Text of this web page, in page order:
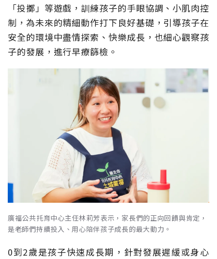
「投擲」等遊戲，訓練孩子的手眼協調、小肌肉控
制，為未來的精細動作打下良好基礎，引導孩子在
安全的環境中盡情探索、快樂成長，也細心觀察孩
子的發展，進行早療篩檢。
廣福公共托育中心主任林莉芳表示，家長們的正向回饋與肯定，
是老師們持續投入、用心陪伴孩子成長的最大動力。
0到2歲是孩子快速成長期，針對發展遲緩或身心